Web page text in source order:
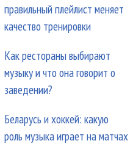
правильный плейлист меняет
качество тренировки
Как рестораны выбирают
музыку и что она говорит о
заведении?
Беларусь и хоккей: какую
роль музыка играет на матчах